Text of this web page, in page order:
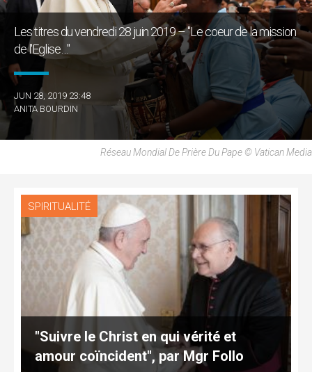
Les titres du vendredi 28 juin 2019 – "Le coeur de la mission
de l'Eglise…"
JUN 28, 2019 23:48
ANITA BOURDIN
Réseau Mondial De Prière Du Pape © Vatican Media
SPIRITUALITÉ
"Suivre le Christ en qui vérité et
amour coïncident", par Mgr Follo